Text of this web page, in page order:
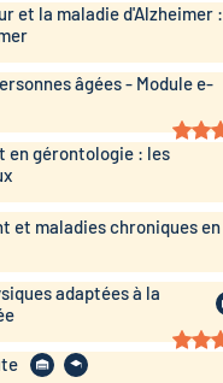
et la maladie d'Alzheimer :
âgées - Module e-
en gérontologie : les
et maladies chroniques en
adaptées à la